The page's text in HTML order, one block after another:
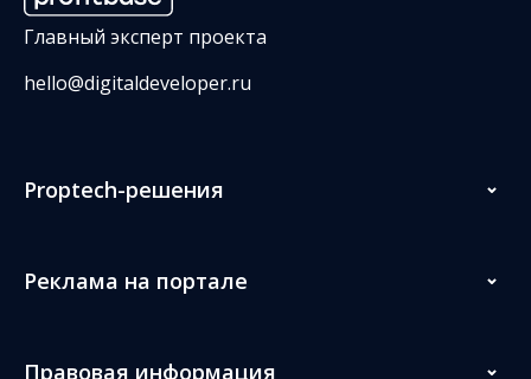
Главный эксперт проекта
hello@digitaldeveloper.ru
Proptech-решения
Реклама на портале
Правовая информация